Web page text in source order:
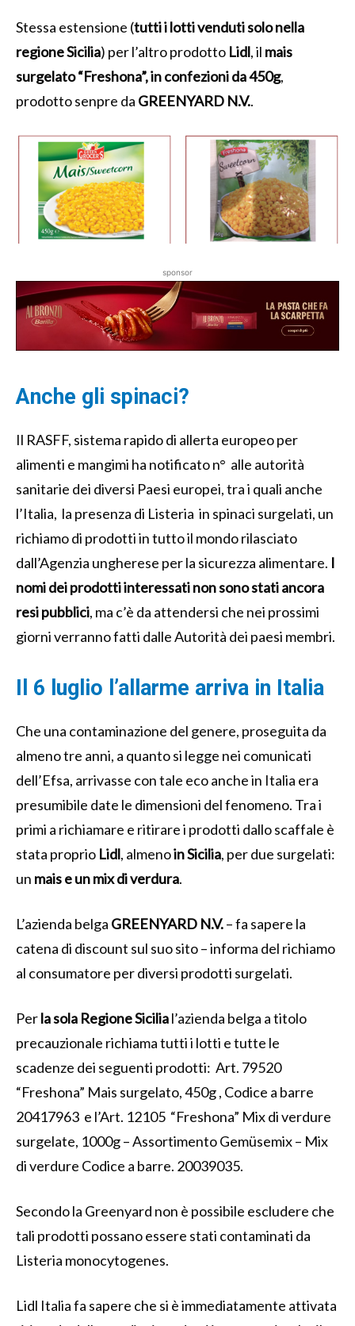
Stessa estensione (tutti i lotti venduti solo nella
regione Sicilia) per l’altro prodotto Lidl, il mais
surgelato “Freshona”, in confezioni da 450g,
prodotto senpre da GREENYARD N.V..
sponsor
Anche gli spinaci?
Il RASFF, sistema rapido di allerta europeo per
alimenti e mangimi ha notificato n° alle autorità
sanitarie dei diversi Paesi europei, tra i quali anche
l’Italia, la presenza di Listeria in spinaci surgelati, un
richiamo di prodotti in tutto il mondo rilasciato
dall’Agenzia ungherese per la sicurezza alimentare. I
nomi dei prodotti interessati non sono stati ancora
resi pubblici, ma c’è da attendersi che nei prossimi
giorni verranno fatti dalle Autorità dei paesi membri.
Il 6 luglio l’allarme arriva in Italia
Che una contaminazione del genere, proseguita da
almeno tre anni, a quanto si legge nei comunicati
dell’Efsa, arrivasse con tale eco anche in Italia era
presumibile date le dimensioni del fenomeno. Tra i
primi a richiamare e ritirare i prodotti dallo scaffale è
stata proprio Lidl, almenoin Sicilia, per due surgelati:
un mais e un mix di verdura.
L’azienda belga GREENYARD N.V.– fa sapere la
catena di discount sul suo sito – informa del richiamo
al consumatore per diversi prodotti surgelati.
Perla sola Regione Sicilial’azienda belga a titolo
precauzionale richiama tutti i lotti e tutte le
scadenze dei seguenti prodotti: Art. 79520
“Freshona” Mais surgelato, 450g , Codice a barre
20417963 e l’Art. 12105 “Freshona” Mix di verdure
surgelate, 1000g – Assortimento Gemüsemix – Mix
di verdure Codice a barre. 20039035.
Secondo la Greenyard non è possibile escludere che
tali prodotti possano essere stati contaminati da
Listeria monocytogenes.
Lidl Italia fa sapere che si è immediatamente attivata